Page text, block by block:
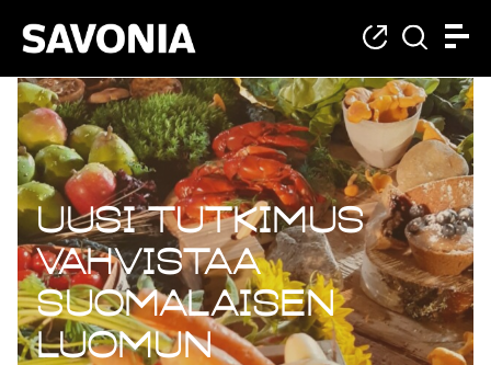
Uusi tutkimus
vahvistaa
suomalaisen
luomun